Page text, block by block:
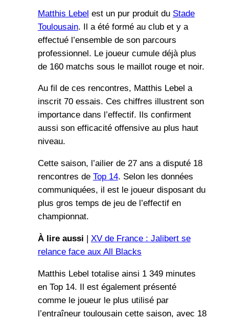
Matthis Lebel est un pur produit du Stade
Toulousain. Il a été formé au club et y a
effectué l’ensemble de son parcours
professionnel. Le joueur cumule déjà plus
de 160 matchs sous le maillot rouge et noir.
Au fil de ces rencontres, Matthis Lebel a
inscrit 70 essais. Ces chiffres illustrent son
importance dans l’effectif. Ils confirment
aussi son efficacité offensive au plus haut
niveau.
Cette saison, l’ailier de 27 ans a disputé 18
rencontres de Top 14. Selon les données
communiquées, il est le joueur disposant du
plus gros temps de jeu de l’effectif en
championnat.
À lire aussi | XV de France : Jalibert se
relance face aux All Blacks
Matthis Lebel totalise ainsi 1 349 minutes
en Top 14. Il est également présenté
comme le joueur le plus utilisé par
l’entraîneur toulousain cette saison, avec 18